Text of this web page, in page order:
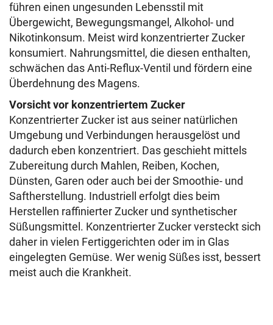
führen einen ungesunden Lebensstil mit
Übergewicht, Bewegungsmangel, Alkohol- und
Nikotinkonsum. Meist wird konzentrierter Zucker
konsumiert. Nahrungsmittel, die diesen enthalten,
schwächen das Anti-Reflux-Ventil und fördern eine
Überdehnung des Magens.
Vorsicht vor konzentriertem Zucker
Konzentrierter Zucker ist aus seiner natürlichen
Umgebung und Verbindungen herausgelöst und
dadurch eben konzentriert. Das geschieht mittels
Zubereitung durch Mahlen, Reiben, Kochen,
Dünsten, Garen oder auch bei der Smoothie- und
Saftherstellung. Industriell erfolgt dies beim
Herstellen raffinierter Zucker und synthetischer
Süßungsmittel. Konzentrierter Zucker versteckt sich
daher in vielen Fertiggerichten oder im in Glas
eingelegten Gemüse. Wer wenig Süßes isst, bessert
meist auch die Krankheit.